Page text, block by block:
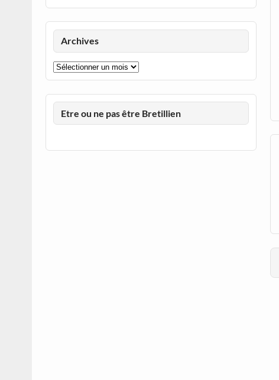
Archives
Archives
Etre ou ne pas être Bretillien